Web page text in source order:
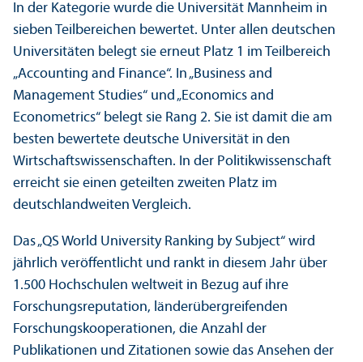
In der Kategorie wurde die Universität Mannheim in
sieben Teil­bereichen bewertet. Unter allen deutschen
Universitäten belegt sie erneut Platz 1 im Teil­bereich
„Accounting and Finance“. In „Business and
Management Studies“ und „Economics and
Econometrics“ belegt sie Rang 2. Sie ist damit die am
besten bewertete deutsche Universität in den
Wirtschafts­wissenschaften. In der Politik­wissenschaft
erreicht sie einen geteilten zweiten Platz im
deutschland­weiten Vergleich.
Das „QS World University Ranking by Subject“ wird
jährlich veröffentlicht und rankt in diesem Jahr über
1.500 Hochschulen weltweit in Bezug auf ihre
Forschungs­reputation, länder­übergreifenden
Forschungs­kooperationen, die Anzahl der
Publikationen und Zitationen sowie das Ansehen der